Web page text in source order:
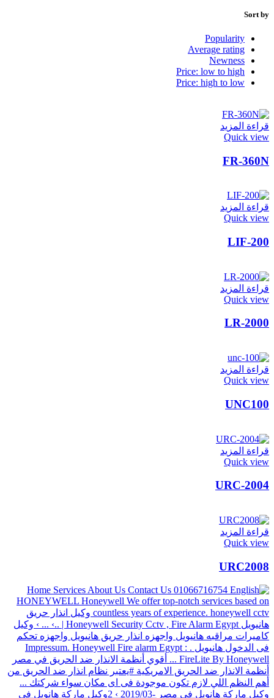
Sort by
Popularity
Average rating
Newness
Price: low to high
Price: high to low
قراءة المزيد
Quick view
FR-360N
قراءة المزيد
Quick view
LIF-200
قراءة المزيد
Quick view
LR-2000
قراءة المزيد
Quick view
UNC100
قراءة المزيد
Quick view
URC-2004
قراءة المزيد
Quick view
URC2008